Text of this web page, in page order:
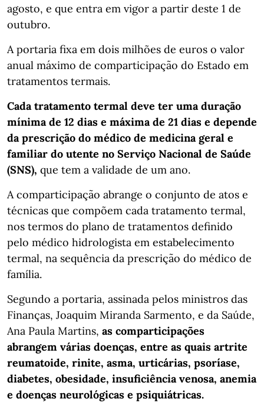
agosto, e que entra em vigor a partir deste 1 de
outubro.
A portaria fixa em dois milhões de euros o valor
anual máximo de comparticipação do Estado em
tratamentos termais.
Cada tratamento termal deve ter uma duração
mínima de 12 dias e máxima de 21 dias e depende
da prescrição do médico de medicina geral e
familiar do utente no Serviço Nacional de Saúde
(SNS), que tem a validade de um ano.
A comparticipação abrange o conjunto de atos e
técnicas que compõem cada tratamento termal,
nos termos do plano de tratamentos definido
pelo médico hidrologista em estabelecimento
termal, na sequência da prescrição do médico de
família.
Segundo a portaria, assinada pelos ministros das
Finanças, Joaquim Miranda Sarmento, e da Saúde,
Ana Paula Martins, as comparticipações
abrangem várias doenças, entre as quais artrite
reumatoide, rinite, asma, urticárias, psoríase,
diabetes, obesidade, insuficiência venosa, anemia
e doenças neurológicas e psiquiátricas.